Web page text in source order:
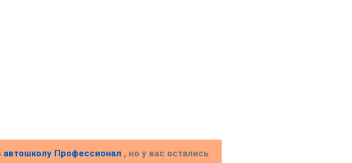
автошколу Профессионал , но у вас остались